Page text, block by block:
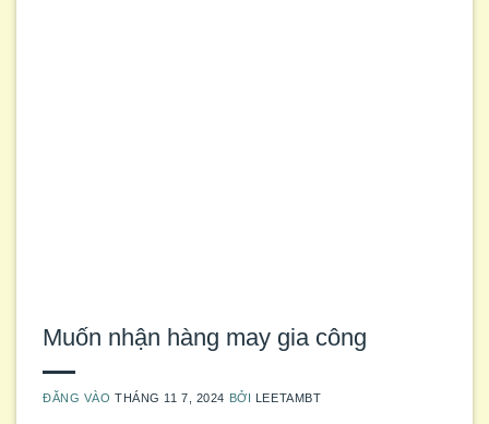
Muốn nhận hàng may gia công
ĐĂNG VÀOTHÁNG 11 7, 2024 BỞI LEETAMBT